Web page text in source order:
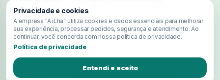
Privacidade e cookies
A empresa "A iLha" utiliza cookies e dados essenciais para melhorar
sua experiência, processar pedidos, segurança e atendimento. Ao
continuar, você concorda com nossa política de privacidade.
Política de privacidade
Entendi e aceito